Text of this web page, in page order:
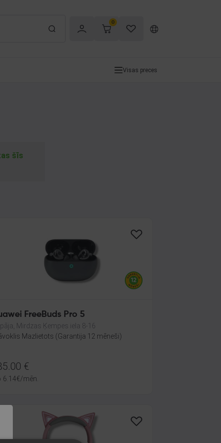
0
Visas preces
šīs
FreeBuds Pro 5
Mirdzas Ķempes iela 8-16
Mazlietots (Garantija 12 mēneši)
€
6.14€/mēn.